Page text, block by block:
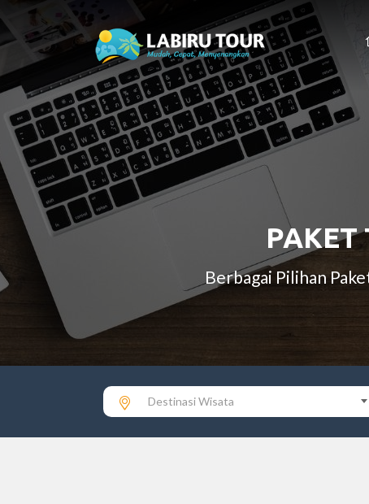
PAKET
Berbagai Pilihan
Destinasi Wisata